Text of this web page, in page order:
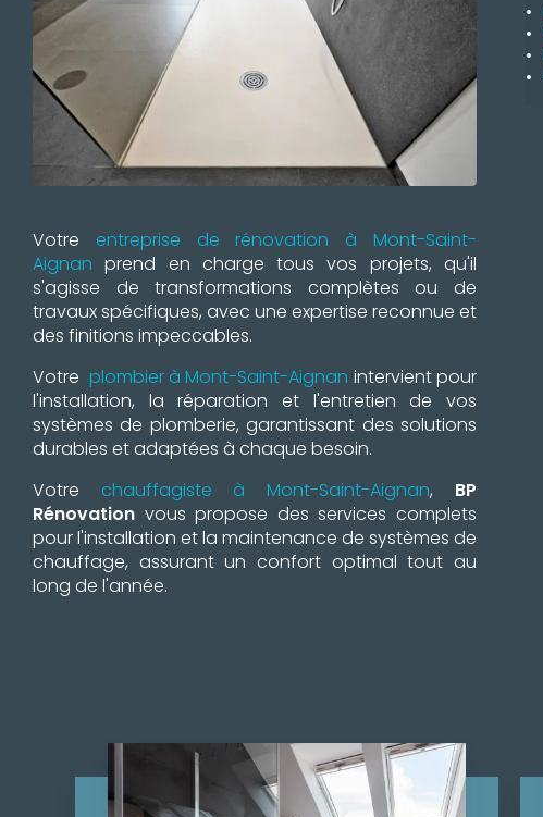
Votre entreprise de rénovation à Mont-Saint-
Aignan prend en charge tous vos projets, qu'il
s'agisse de transformations complètes ou de
travaux spécifiques, avec une expertise reconnue et
des finitions impeccables.
Votre plombier à Mont-Saint-Aignan intervient pour
l'installation, la réparation et l'entretien de vos
systèmes de plomberie, garantissant des solutions
durables et adaptées à chaque besoin.
Votre chauffagiste à Mont-Saint-Aignan, BP
Rénovation vous propose des services complets
pour l'installation et la maintenance de systèmes de
chauffage, assurant un confort optimal tout au
long de l'année.